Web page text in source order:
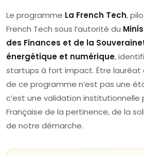
Le programme La French Tech,
French Tech sous l’autorité du
des Finances et de la
énergétique et numérique,
startups à fort impact. Être lauréat
de ce programme n’est pas une
c’est une validation institutionnelle
Française de la pertinence, de la
de notre démarche.